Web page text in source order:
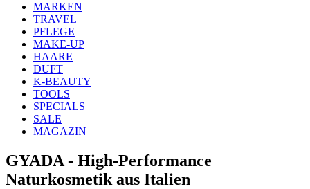
MARKEN
TRAVEL
PFLEGE
MAKE-UP
HAARE
DUFT
K-BEAUTY
TOOLS
SPECIALS
SALE
MAGAZIN
GYADA - High-Performance
Naturkosmetik aus Italien